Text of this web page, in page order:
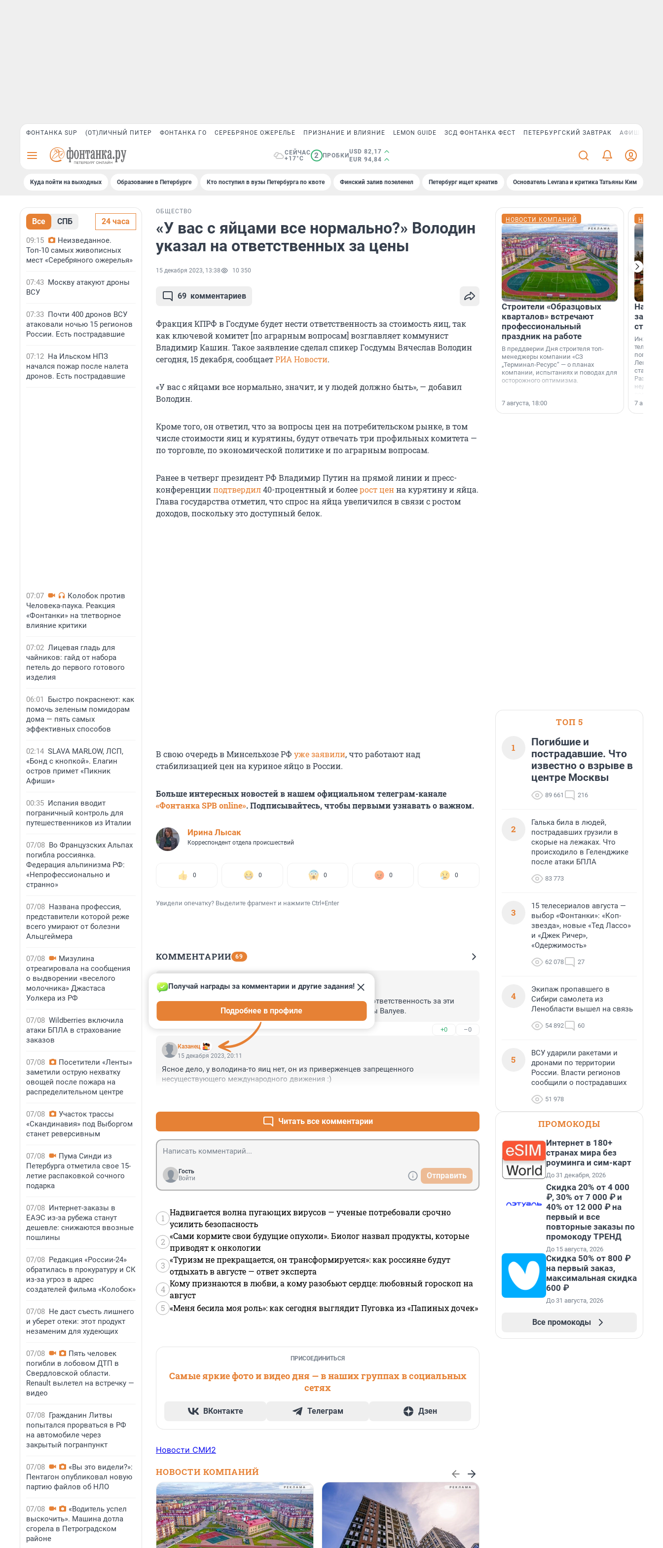
ФОНТАНКА SUP (ОТ)ЛИЧНЫЙ ПИТЕР ФОНТАНКА ГО СЕРЕБРЯНОЕ ОЖЕРЕЛЬЕ ПРИЗНАНИЕ И ВЛИЯНИЕ LEMON GUIDE ЗСД ФОНТАНКА ФЕСТ ПЕТЕРБУРГСКИЙ ЗАВТРАК АФИША PLUS
СЕЙЧАС
+17°C
2 ПРОБКИ
USD 82,17
EUR 94,84
Куда пойти на выходных Образование в Петербурге Кто поступил в вузы Петербурга по квоте Финский залив позеленел Петербург ищет креатив Основатель Levrana и критика Татьяны Ким
Все СПБ 24 часа
09:15
Неизведанное.
Топ-10 самых живописных
мест «Серебряного ожерелья»
07:43 Москву атакуют дроны
ВСУ
07:33 Почти 400 дронов ВСУ
атаковали ночью 15 регионов
России. Есть пострадавшие
07:12 На Ильском НПЗ
начался пожар после налета
дронов. Есть пострадавшие
07:07
Колобок против
Человека-паука. Реакция
«Фонтанки» на тлетворное
влияние критики
07:02 Лицевая гладь для
чайников: гайд от набора
петель до первого готового
изделия
06:01
Быстро покраснеют: как
помочь зеленым помидорам
дома — пять самых
эффективных способов
02:14 SLAVA MARLOW, ЛСП,
«Бонд с кнопкой». Елагин
остров примет «Пикник
Афиши»
00:35 Испания вводит
пограничный контроль для
путешественников из Италии
07/08 Во Французских Альпах
погибла россиянка.
Федерация альпинизма РФ:
«Непрофессионально и
странно»
07/08 Названа профессия,
представители которой реже
всего умирают от болезни
Альцгеймера
07/08
Мизулина
отреагировала на сообщения
о выдворении «веселого
молочника» Джастаса
Уолкера из РФ
07/08 Wildberries включила
атаки БПЛА в страхование
заказов
07/08
Посетители «Ленты»
заметили острую нехватку
овощей после пожара на
распределительном центре
07/08
Участок трассы
«Скандинавия» под Выборгом
станет реверсивным
07/08
Пума Синди из
Петербурга отметила свое 15-
летие распаковкой сочного
подарка
07/08 Интернет-заказы в
ЕАЭС из-за рубежа станут
дешевле: снижаются ввозные
пошлины
07/08 Редакция «России-24»
обратилась в прокуратуру и СК
из-за угроз в адрес
создателей фильма «Колобок»
07/08 Не даст съесть лишнего
и уберет отеки: этот продукт
незаменим для худеющих
07/08
Пять человек
погибли в лобовом ДТП в
Свердловской области.
Renault вылетел на встречку —
видео
07/08 Гражданин Литвы
попытался прорваться в РФ
на автомобиле через
закрытый погранпункт
07/08
«Вы это видели?»:
Пентагон опубликовал новую
партию файлов об НЛО
07/08
«Водитель успел
выскочить». Машина дотла
сгорела в Петроградском
районе
ОБЩЕСТВО
«У вас с яйцами все нормально?» Володин
указал на ответственных за цены
15 декабря 2023, 13:38 10 350
69 комментариев
Фракция КПРФ в Госдуме будет нести ответственность за стоимость яиц, так
как ключевой комитет [по аграрным вопросам] возглавляет коммунист
Владимир Кашин. Такое заявление сделал спикер Госдумы Вячеслав Володин
сегодня, 15 декабря, сообщаетРИА Новости.
«У вас с яйцами все нормально, значит, и у людей должно быть», — добавил
Володин.
Кроме того, он ответил, что за вопросы цен на потребительском рынке, в том
числе стоимости яиц и курятины, будут отвечать три профильных комитета —
по торговле, по экономической политике и по аграрным вопросам.
Ранее в четверг президент РФ Владимир Путин на прямой линии и пресс-
конференцииподтвердил40-процентный и болеерост ценна курятину и яйца.
Глава государства отметил, что спрос на яйца увеличился в связи с ростом
доходов, поскольку это доступный белок.
В свою очередь в Минсельхозе РФ уже заявили, что работают над
стабилизацией цен на куриное яйцо в России.
Больше интересных новостей в нашем официальном телеграм-канале
«Фонтанка SPB online». Подписывайтесь, чтобы первыми узнавать о важном.
Ирина Лысак
Корреспондент отдела происшествий
0 0 0 0 0
Увидели опечатку? Выделите фрагмент и нажмите Ctrl+Enter
КОММЕНТАРИИ 69
16 декабря 2023, 06:03
А причем тут КПРФ? Раз, уж цены на яйца космические, то ответственность за эти
цены логичнее было нести Терешковой. А помочь ей мог бы Валуев.
+0 –0
Казанец
Получай награды за комментарии и другие задания!
Подробнее в профиле
15 декабря 2023, 20:11
Ясное дело, у володина-то яиц нет, он из приверженцев запрещенного
несуществующего международного движения :)
Читать все комментарии
Гость
Войти
Отправить
1
Надвигается волна пугающих вирусов — ученые потребовали срочно
усилить безопасность
2
«Сами кормите свои будущие опухоли». Биолог назвал продукты, которые
приводят к онкологии
3
«Туризм не прекращается, он трансформируется»: как россияне будут
отдыхать в августе — ответ эксперта
4
Кому признаются в любви, а кому разобьют сердце: любовный гороскоп на
август
5 «Меня бесила моя роль»: как сегодня выглядит Пуговка из «Папиных дочек»
ПРИСОЕДИНИТЬСЯ
Самые яркие фото и видео дня — в наших группах в социальных
сетях
ВКонтакте Телеграм Дзен
Новости СМИ2
НОВОСТИ КОМПАНИЙ
НОВОСТИ КОМПАНИЙ
Строители «Образцовых
кварталов» встречают
профессиональный
праздник на работе
В преддверии Дня строителя топ-
менеджеры компании «СЗ
„Терминал-Ресурс“ — о планах
компании, испытаниях и поводах для
осторожного оптимизма.
7 августа, 18:00
На
станции
7
ТОП 5
1
Погибшие и
пострадавшие. Что
известно о взрыве в
центре Москвы
89 661 216
2
Галька била в людей,
пострадавших грузили в
скорые на лежаках. Что
происходило в Геленджике
после атаки БПЛА
83 773
3
15 телесериалов августа —
выбор «Фонтанки»: «Коп-
звезда», новые «Тед Лассо»
и «Джек Ричер»,
«Одержимость»
62 078 27
4
Экипаж пропавшего в
Сибири самолета из
Ленобласти вышел на связь
54 892 60
5
ВСУ ударили ракетами и
дронами по территории
России. Власти регионов
сообщили о пострадавших
51 978
ПРОМОКОДЫ
Интернет в 180+
странах мира без
роуминга и сим-карт
До 31 декабря, 2026
Скидка 20% от 4 000
₽, 30% от 7 000 ₽ и
40% от 12 000 ₽ на
первый и все
повторные заказы по
промокоду ТРЕНД
До 15 августа, 2026
Скидка 50% от 800 ₽
на первый заказ,
максимальная скидка
600 ₽
До 31 августа, 2026
Все промокоды